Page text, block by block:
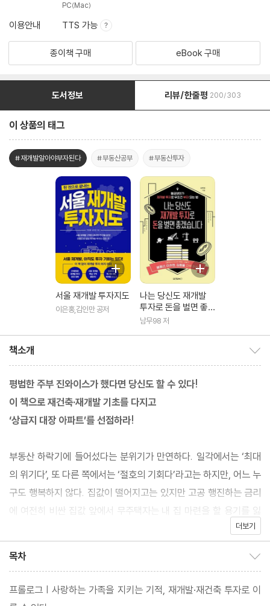
PC(Mac)
이용안내 TTS 가능
종이책 구매 eBook 구매
도서정보 리뷰/한줄평 200/303
이 상품의 태그
#재개발알아야부자된다 #부동산공부 #부동산투자
서울 재개발 투자지도
이은홍,김인만 공저
나는 당신도 재개발
투자로 돈을 벌면 좋
겠습니다
남무98 저
책소개
평범한 주부 진와이스가 했다면 당신도 할 수 있다!
이 책으로 재건축·재개발 기초를 다지고
‘상급지 대장 아파트’를 선점하라!
부동산 하락기에 들어섰다는 분위기가 만연하다. 일각에서는 ‘최대
의 위기다’, 또 다른 쪽에서는 ‘절호의 기회다’라고는 하지만, 어느 누
구도 행복하지 않다. 집값이 떨어지고는 있지만 고공 행진하는 금리
에 여전히 비싼 집값 앞에서 무주택자는 내 집 마련을 할 용기를 잃
었다. 그런가 하면 얼어붙은 부동산 시장 속에서 발이 묶인 1주택자
기, 진와이스는 말한다. “지금이야말로 재개발·재건축 투자를 공부
할 때입니다.” 15년에 걸쳐 하락·보합·상승장을 모두 겪은 재개발·재
건축 투자의 고수의 권유에 귀를 기울여보자. 그는 아무도 시장에 관
더보기
목차
프롤로그 | 사랑하는 가족을 지키는 기적, 재개발·재건축 투자로 이